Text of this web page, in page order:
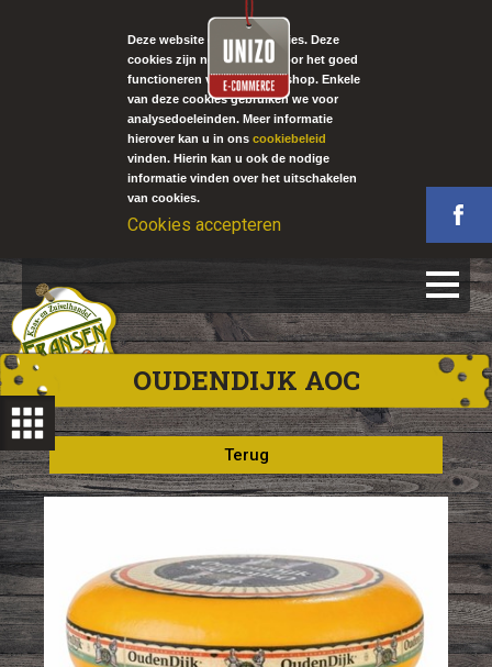
Deze website gebruikt cookies. Deze
cookies zijn noodzakelijk voor het goed
functioneren van onze webshop. Enkele
van deze cookies gebruiken we voor
analysedoeleinden. Meer informatie
hierover kan u in onscookiebeleid
vinden. Hierin kan u ook de nodige
informatie vinden over het uitschakelen
van cookies.
Cookies accepteren
OUDENDIJK AOC